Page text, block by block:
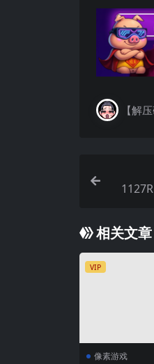
【解
相关文章
VIP
像素游戏